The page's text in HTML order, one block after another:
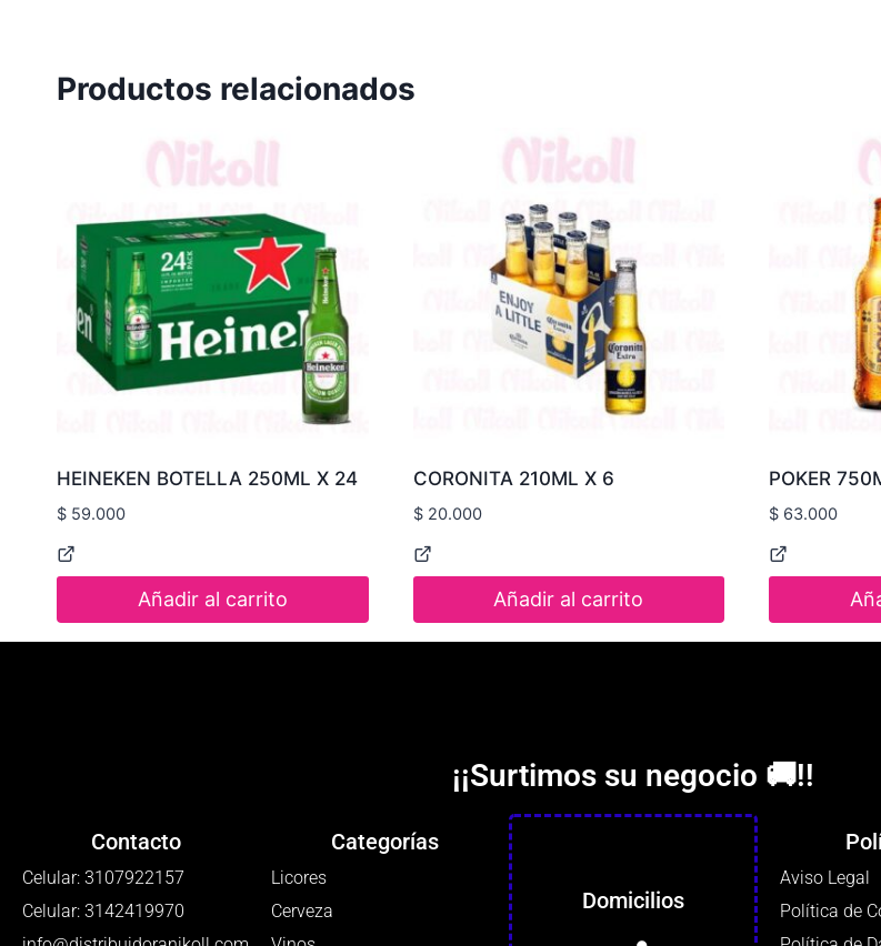
Productos relacionados
HEINEKEN BOTELLA 250ML X 24
$ 59.000
Añadir al carrito
CORONITA 210ML X 6
$20.000
Añadir al carrito
POKER
$ 63.000
¡¡Surtimos su negocio 🚚!!
Contacto
Celular: 3107922157
Celular: 3142419970
Categorías
Licores
Cerveza
Domicilios
Aviso Legal
Política de